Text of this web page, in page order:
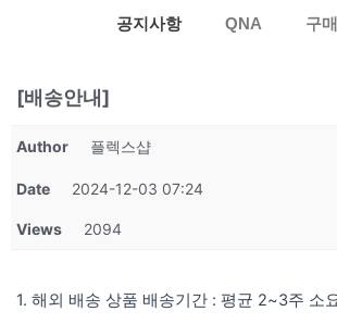
공지사항 QNA 구
[배송안내]
Author 플렉스샵
Date 2024-12-03 07:24
Views 2094
1. 해외 배송 상품 배송기간 : 평균 2~3주 소